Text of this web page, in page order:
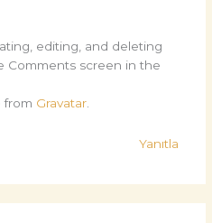
editing, and deleting
Comments screen in the
from Gravatar.
Yanıtla